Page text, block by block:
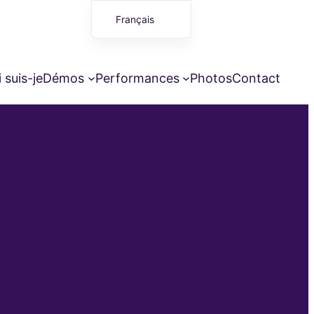
suis-jeDémos Performances PhotosContact
Français